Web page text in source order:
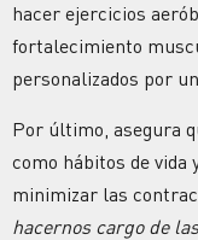
hacer ejercicios
fortalecimiento
personalizados por
Por último, asegura
como hábitos de
minimizar las
hacernos cargo de